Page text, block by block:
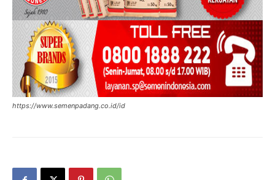
https://www.semenpadang.co.id/id